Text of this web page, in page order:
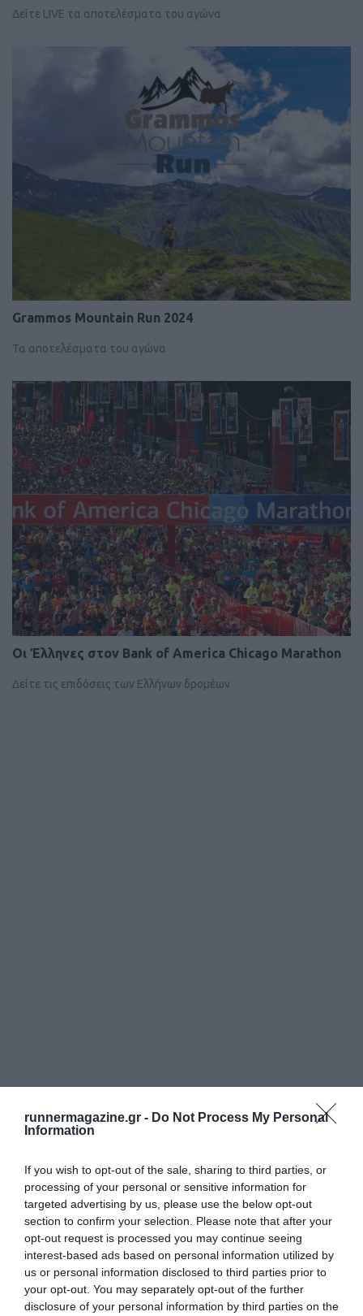
runnermagazine.gr - Do Not Process My Personal
Information
If you wish to opt-out of the sale, sharing to third parties, or
processing of your personal or sensitive information for
targeted advertising by us, please use the below opt-out
section to confirm your selection. Please note that after your
opt-out request is processed you may continue seeing
interest-based ads based on personal information utilized by
us or personal information disclosed to third parties prior to
your opt-out. You may separately opt-out of the further
disclosure of your personal information by third parties on the
Δείτε LIVE τα αποτελέσματα του αγώνα
Grammos Mountain Run 2024
Τα αποτελέσματα του αγώνα
Οι Έλληνες στον Bank of America Chicago Marathon
Δείτε τις επιδόσεις των Ελλήνων δρομέων